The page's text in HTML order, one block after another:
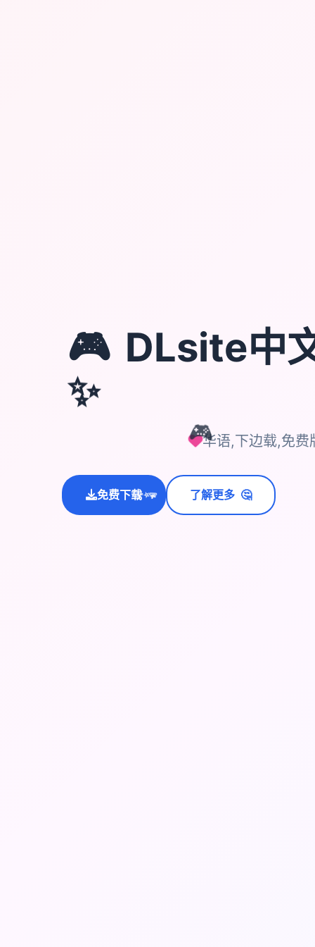
🎮
🎮 DLsite中
✨
华语,下边载,免费
免费下载
✨⭐💫 了解更多 🤔